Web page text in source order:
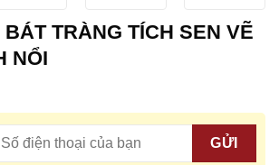
TRÀNG TÍCH SEN VẼ
NỔI